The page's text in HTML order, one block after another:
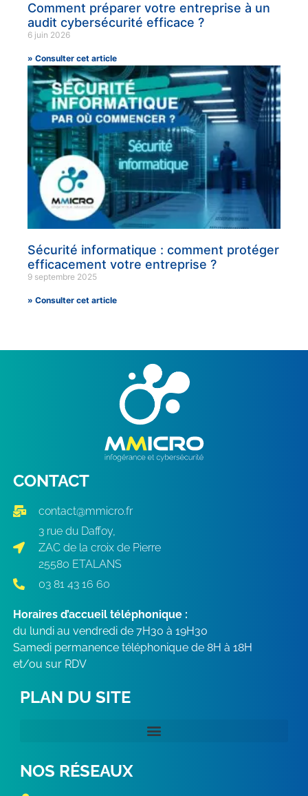
Comment préparer votre entreprise à un
audit cybersécurité efficace ?
6 juin 2026
» Consulter cet article
Sécurité informatique : comment protéger
efficacement votre entreprise ?
9 septembre 2025
» Consulter cet article
CONTACT
contact@mmicro.fr
3 rue du Daffoy,
ZAC de la croix de Pierre
25580 ETALANS
03 81 43 16 60
Horaires d’accueil téléphonique :
du lundi au vendredi de 7H30 à 19H30
Samedi permanence téléphonique de 8H à 18H
et/ou sur RDV
PLAN DU SITE
NOS RÉSEAUX